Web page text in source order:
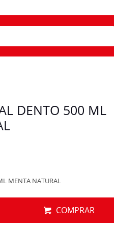
DENTO 500 ML
MENTA NATURAL
COMPRAR